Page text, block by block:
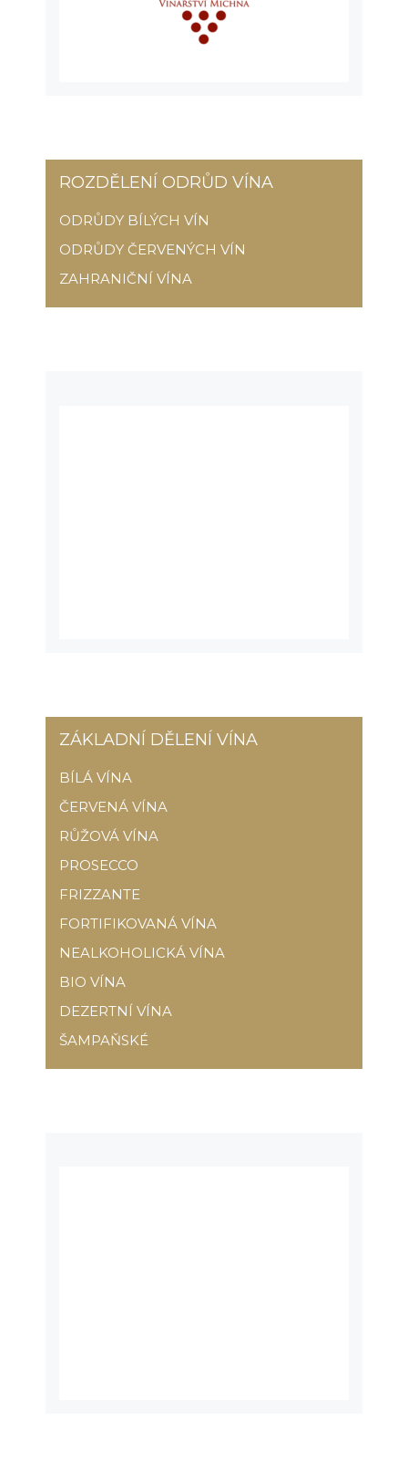
ROZDĚLENÍ ODRŮD VÍNA
ODRŮDY BÍLÝCH VÍN
ODRŮDY ČERVENÝCH VÍN
ZAHRANIČNÍ VÍNA
ZÁKLADNÍ DĚLENÍ VÍNA
BÍLÁ VÍNA
ČERVENÁ VÍNA
RŮŽOVÁ VÍNA
PROSECCO
FRIZZANTE
FORTIFIKOVANÁ VÍNA
NEALKOHOLICKÁ VÍNA
BIO VÍNA
DEZERTNÍ VÍNA
ŠAMPAŇSKÉ